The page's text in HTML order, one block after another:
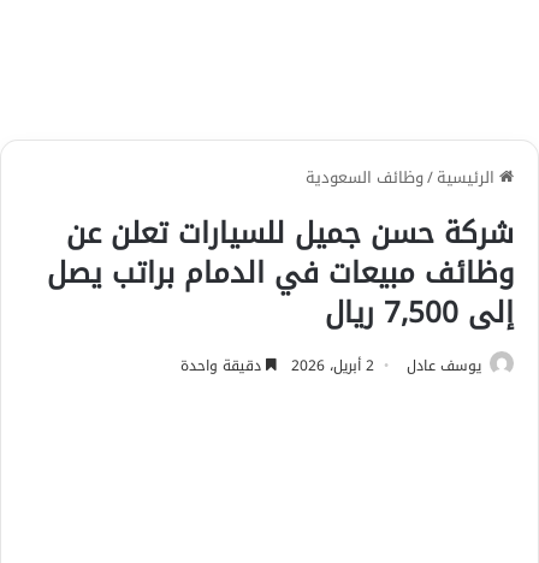
الرئيسية/وظائف السعودية
شركة حسن جميل للسيارات تعلن عن
وظائف مبيعات في الدمام براتب يصل
إلى 7,500 ريال
يوسف عادل 2 أبريل، 2026 دقيقة واحدة